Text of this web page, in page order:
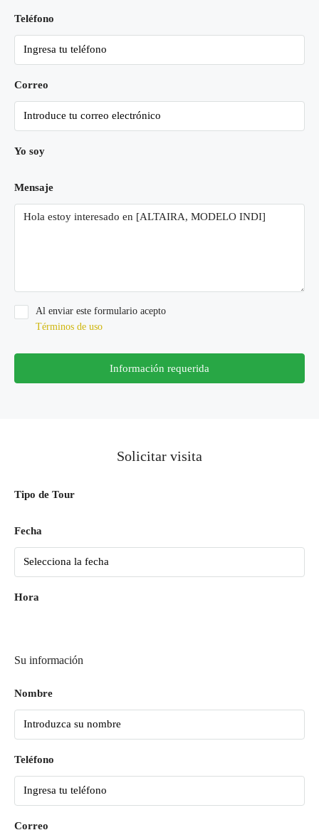
Teléfono
Correo
Yo soy
Mensaje
Al enviar este formulario acepto
Términos de uso
Información requerida
Solicitar visita
Tipo de Tour
Fecha
Hora
Su información
Nombre
Teléfono
Correo